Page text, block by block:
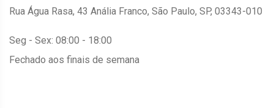
Rua Água Rasa, 43 Anália Franco, São Paulo, SP, 03343-010
Seg - Sex: 08:00 - 18:00
Fechado aos finais de semana